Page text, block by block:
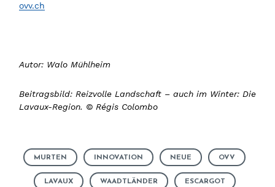
ovv.ch
Autor: Walo Mühlheim
Beitragsbild: Reizvolle Landschaft – auch im Winter: Die
Lavaux-Region. © Régis Colombo
MURTEN INNOVATION NEUE OVV
LAVAUX WAADTLÄNDER ESCARGOT